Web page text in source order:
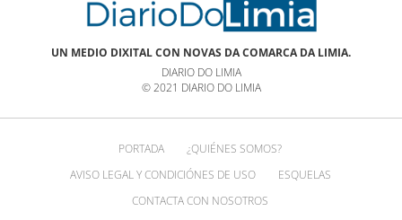
UN MEDIO DIXITAL CON NOVAS DA COMARCA DA LIMIA.
DIARIO DO LIMIA
© 2021 DIARIO DO LIMIA
PORTADA
¿QUIÉNES SOMOS?
AVISO LEGAL Y CONDICIÓNES DE USO
ESQUELAS
CONTACTA CON NOSOTROS